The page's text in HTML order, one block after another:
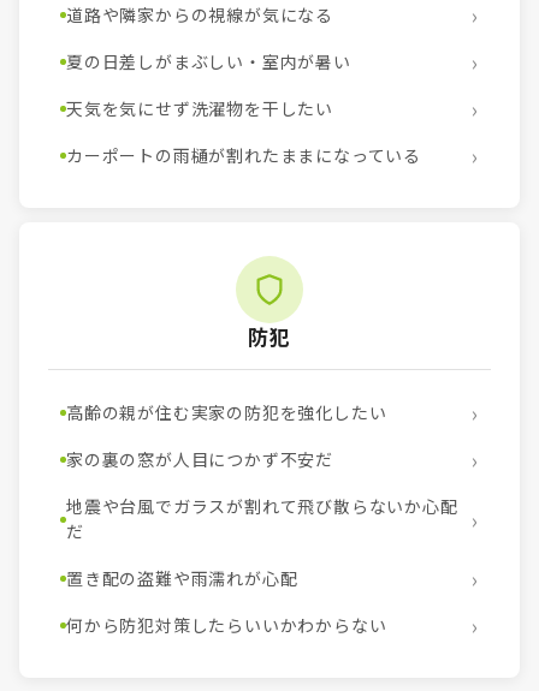
道路や隣家からの視線が気になる
夏の日差しがまぶしい・室内が暑い
天気を気にせず洗濯物を干したい
カーポートの雨樋が割れたままになっている
防犯
高齢の親が住む実家の防犯を強化したい
家の裏の窓が人目につかず不安だ
地震や台風でガラスが割れて飛び散らないか心配
だ
置き配の盗難や雨濡れが心配
何から防犯対策したらいいかわからない